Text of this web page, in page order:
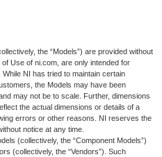
the “Models”) are provided without
Use of ni.com, are only intended for
NI has tried to maintain certain
the Models may have been
may not be to scale. Further, dimensions
the actual dimensions or details of a
errors or other reasons. NI reserves the
notice at any time.
(collectively, the “Component Models”)
(collectively, the “Vendors”). Such